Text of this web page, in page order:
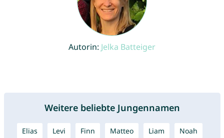
Autorin: Jelka Batteiger
Weitere beliebte Jungennamen
Elias Levi Finn Matteo Liam Noah